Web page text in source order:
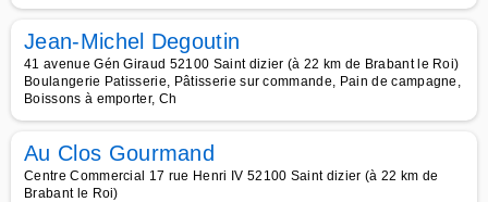
Jean-Michel Degoutin
41 avenue Gén Giraud 52100 Saint dizier (à 22 km de Brabant le Roi)
Boulangerie Patisserie, Pâtisserie sur commande, Pain de campagne,
Boissons à emporter, Ch
Au Clos Gourmand
Centre Commercial 17 rue Henri IV 52100 Saint dizier (à 22 km de
Brabant le Roi)